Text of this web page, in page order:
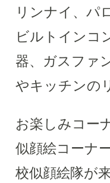
リンナイ、パ
ビルトインコ
器、ガスファ
やキッチンの
お楽しみコー
似顔絵コーナ
校似顔絵隊が